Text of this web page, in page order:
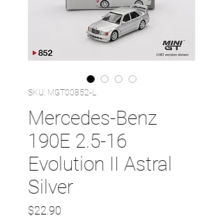
SKU: MGT00852-L
Mercedes-Benz
190E 2.5-16
Evolution II Astral
Silver
$22.90